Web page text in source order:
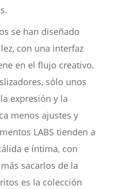
se han diseñado
con una interfaz
en el flujo creativo.
sólo unos
expresión y la
menos ajustes y
LABS tienden a
e íntima, con
sacarlos de la
es la colección